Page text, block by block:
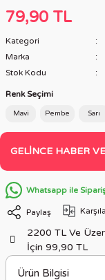
79,90 TL
Kategori
Marka
Stok Kodu
Renk Seçimi
Mavi Pembe Sarı
GELINCE HABER
Whatsapp ile
Paylaş
2200 TL Ve
İçin 99,90 TL
Ürün Bilgisi